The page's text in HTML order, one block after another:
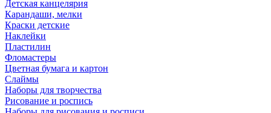
Детская канцелярия
Карандаши, мелки
Краски детские
Наклейки
Пластилин
Фломастеры
Цветная бумага и картон
Слаймы
Наборы для творчества
Рисование и роспись